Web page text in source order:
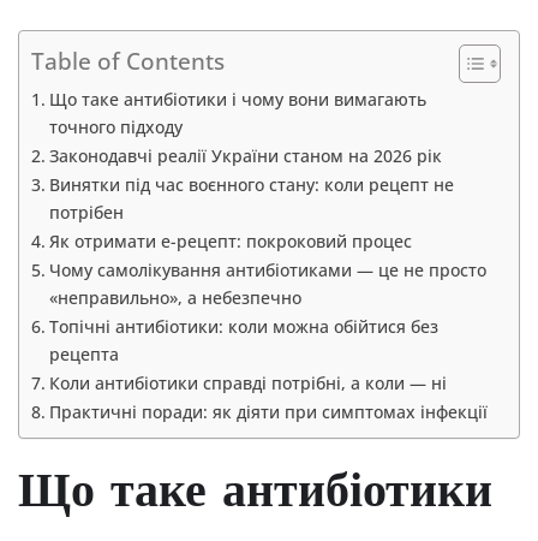
Table of Contents
Що таке антибіотики і чому вони вимагають
точного підходу
Законодавчі реалії України станом на 2026 рік
Винятки під час воєнного стану: коли рецепт не
потрібен
Як отримати е-рецепт: покроковий процес
Чому самолікування антибіотиками — це не просто
«неправильно», а небезпечно
Топічні антибіотики: коли можна обійтися без
рецепта
Коли антибіотики справді потрібні, а коли — ні
Практичні поради: як діяти при симптомах інфекції
Що таке антибіотики